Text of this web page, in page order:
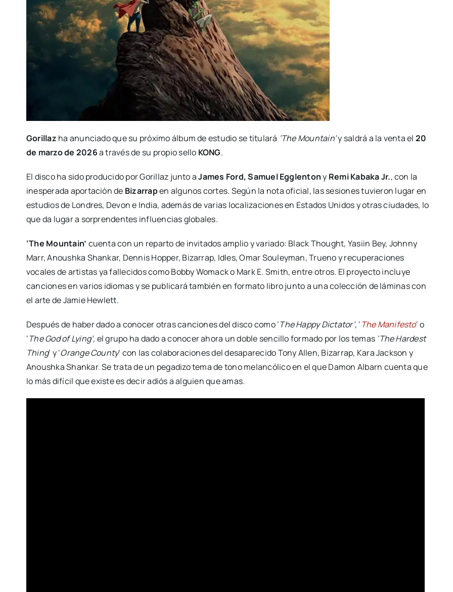
Gorillaz ha anunciado que su próximo álbum de estudio se titulará ‘The Mountain’y saldrá a la venta el 20
de marzo de 2026a través de su propio sello KONG.
El disco ha sido producido por Gorillaz junto aJames Ford, Samuel Egglentony Remi Kabaka Jr., con la
inesperada aportación de Bizarrapen algunos cortes. Según la nota oficial, las sesiones tuvieron lugar en
estudios de Londres, Devon e India, además de varias localizaciones en Estados Unidos y otras ciudades, lo
que da lugar a sorprendentes influencias globales.
‘The Mountain’ cuenta con un reparto de invitados amplio y variado: Black Thought, Yasiin Bey, Johnny
Marr, Anoushka Shankar, Dennis Hopper, Bizarrap, Idles, Omar Souleyman, Trueno y recuperaciones
vocales de artistas ya fallecidos como Bobby Womack o Mark E. Smith, entre otros. El proyecto incluye
canciones en varios idiomas y se publicará también en formato libro junto a una colección de láminas con
el arte de Jamie Hewlett.
Después de haber dado a conocer otras canciones del disco como ‘The Happy Dictator’, ‘The Manifesto‘ o
‘The God of Lying’, el grupo ha dado a conocer ahora un doble sencillo formado por los temas ‘The Hardest
Thing‘ y ‘Orange County‘ con las colaboraciones del desaparecido Tony Allen, Bizarrap, Kara Jackson y
Anoushka Shankar. Se trata de un pegadizo tema de tono melancólico en el que Damon Albarn cuenta que
lo más difícil que existe es decir adiós a alguien que amas.